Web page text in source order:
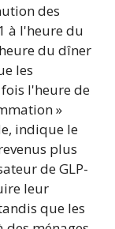
des
à l'heure du
du dîner
les
l'heure de
»
indique le
plus
de GLP-
leur
que les